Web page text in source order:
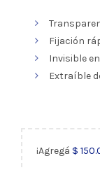
Fijación
Invisible
Extraíble
¡Agregá $